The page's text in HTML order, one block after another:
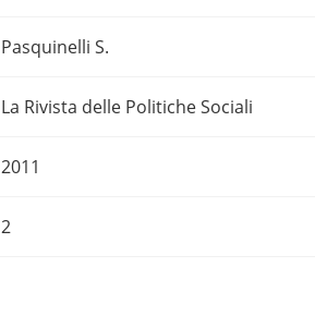
Pasquinelli S.
La Rivista delle Politiche Sociali
2011
2